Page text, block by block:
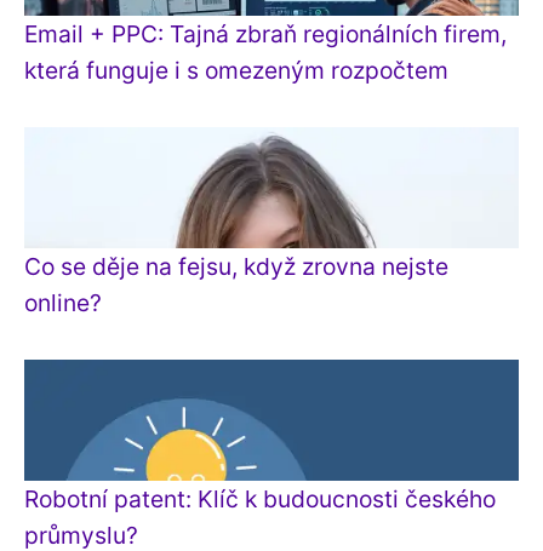
Email + PPC: Tajná zbraň regionálních firem,
která funguje i s omezeným rozpočtem
Co se děje na fejsu, když zrovna nejste
online?
Robotní patent: Klíč k budoucnosti českého
průmyslu?